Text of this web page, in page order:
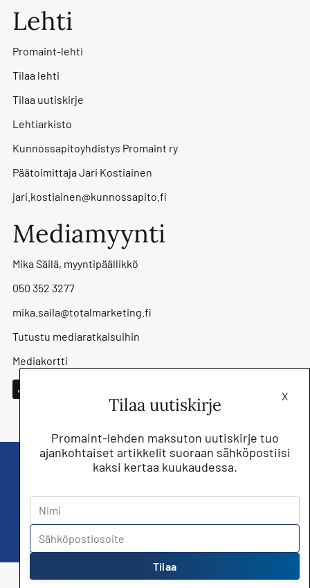
Lehti
Promaint-lehti
Tilaa lehti
Tilaa uutiskirje
Lehtiarkisto
Kunnossapitoyhdistys Promaint ry
Päätoimittaja Jari Kostiainen
jari.kostiainen@kunnossapito.fi
Mediamyynti
Mika Säilä, myyntipäällikkö
050 352 3277
mika.saila@totalmarketing.fi
Tutustu mediaratkaisuihin
Mediakortti
jäsenetujen lisäksi!
X
Tilaa uutiskirje
Promaint-lehden maksuton uutiskirje tuo
ajankohtaiset artikkelit suoraan sähköpostiisi
kaksi kertaa kuukaudessa.
Tilaa